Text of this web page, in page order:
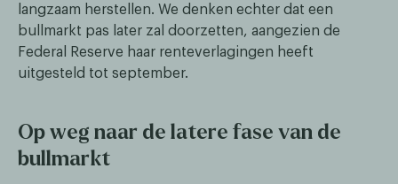
langzaam herstellen. We denken echter dat een
bullmarkt pas later zal doorzetten, aangezien de
Federal Reserve haar renteverlagingen heeft
uitgesteld tot september.
Op weg naar de latere fase van de
bullmarkt